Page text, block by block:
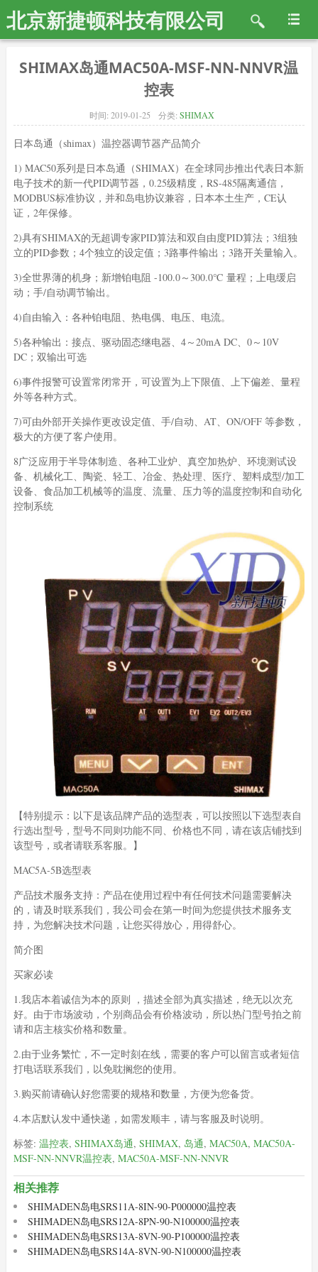
北京新捷顿科技有限公司
SHIMAX岛通MAC50A-MSF-NN-NNVR温
控表
时间:2019-01-25 分类:SHIMAX
日本岛通（shimax）温控器调节器产品简介
1) MAC50系列是日本岛通（SHIMAX）在全球同步推出代表日本新
电子技术的新一代PID调节器，0.25级精度，RS-485隔离通信，
MODBUS标准协议，并和岛电协议兼容，日本本土生产，CE认
证，2年保修。
2)具有SHIMAX的无超调专家PID算法和双自由度PID算法；3组独
立的PID参数；4个独立的设定值；3路事件输出；3路开关量输入。
3)全世界薄的机身；新增铂电阻 -100.0～300.0℃ 量程；上电缓启
动；手/自动调节输出。
4)自由输入：各种铂电阻、热电偶、电压、电流。
5)各种输出：接点、驱动固态继电器、4～20mA DC、0～10V
DC；双输出可选
6)事件报警可设置常闭常开，可设置为上下限值、上下偏差、量程
外等各种方式。
7)可由外部开关操作更改设定值、手/自动、AT、ON/OFF 等参数，
极大的方便了客户使用。
8广泛应用于半导体制造、各种工业炉、真空加热炉、环境测试设
备、机械化工、陶瓷、轻工、冶金、热处理、医疗、塑料成型/加工
设备、食品加工机械等的温度、流量、压力等的温度控制和自动化
控制系统
【特别提示：以下是该品牌产品的选型表，可以按照以下选型表自
行选出型号，型号不同则功能不同、价格也不同，请在该店铺找到
该型号，或者请联系客服。】
MAC5A-5B选型表
产品技术服务支持：产品在使用过程中有任何技术问题需要解决
的，请及时联系我们，我公司会在第一时间为您提供技术服务支
持，为您解决技术问题，让您买得放心，用得舒心。
简介图
买家必读
1.我店本着诚信为本的原则 ，描述全部为真实描述，绝无以次充
好。由于市场波动，个别商品会有价格波动，所以热门型号拍之前
请和店主核实价格和数量。
2.由于业务繁忙，不一定时刻在线，需要的客户可以留言或者短信
打电话联系我们，以免耽搁您的使用。
3.购买前请确认好您需要的规格和数量，方便为您备货。
4.本店默认发中通快递，如需发顺丰，请与客服及时说明。
标签: 温控表, SHIMAX岛通, SHIMAX, 岛通, MAC50A, MAC50A-
MSF-NN-NNVR温控表, MAC50A-MSF-NN-NNVR
相关推荐
SHIMADEN岛电SRS11A-8IN-90-P000000温控表
SHIMADEN岛电SRS12A-8PN-90-N100000温控表
SHIMADEN岛电SRS13A-8VN-90-P100000温控表
SHIMADEN岛电SRS14A-8VN-90-N100000温控表